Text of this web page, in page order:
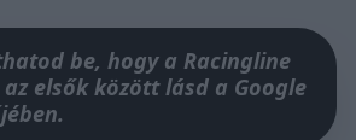
be, hogy a Racingline
elsők között lásd a Google